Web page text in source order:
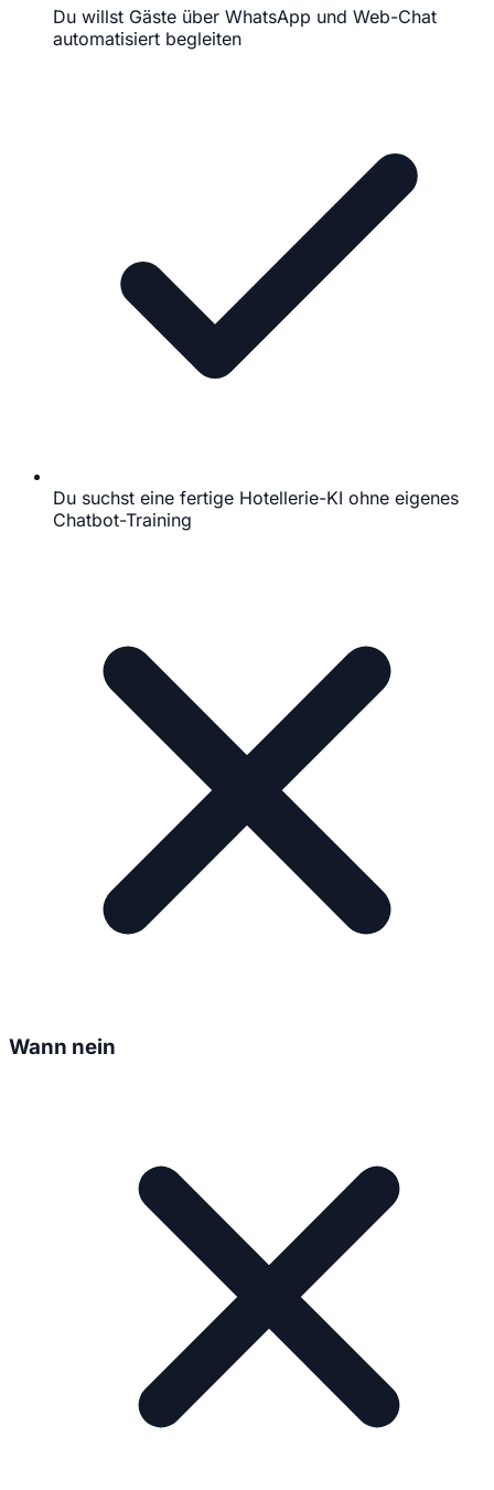
Du willst Gäste über WhatsApp und Web-Chat
automatisiert begleiten
Du suchst eine fertige Hotellerie-KI ohne eigenes
Chatbot-Training
Wann nein